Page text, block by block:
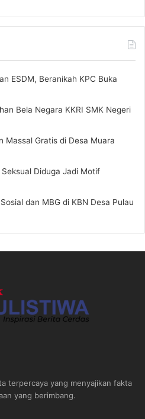
ESDM, Beranikah KPC Buka
Bela Negara KKRI SMK Negeri
Massal Gratis di Desa Muara
Diduga Jadi Motif
dan MBG di KBN Desa Pulau
terpercaya yang menyajikan fakta
yang berimbang.